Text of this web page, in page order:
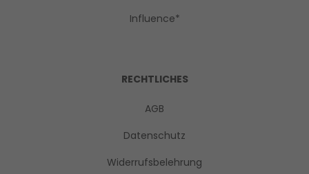
Influence*
RECHTLICHES
AGB
Datenschutz
Widerrufsbelehrung